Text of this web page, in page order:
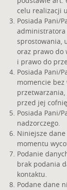
celu realizacji
Posiada Pani/
administratora
sprostowania,
oraz prawo do
i prawo do
Posiada Pani/
momencie bez
przed jej
Posiada Pani/
nadzorczego.
Niniejsze
momentu
Podanie
brak podania
kontaktu.
Podane dane